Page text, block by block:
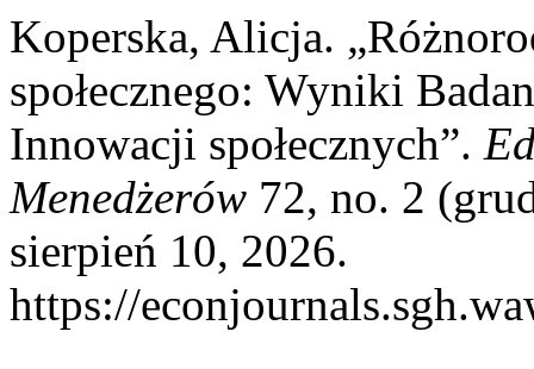
Koperska, Alicja.
społecznego: Wyniki
Innowacji społecznych”.
Menedżerów 72, no. 2
sierpień 10, 2026.
https://